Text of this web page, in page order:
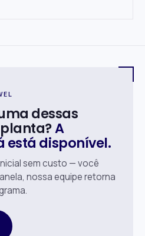
dessas
A
está disponível.
sem custo — você
nossa equipe retorna